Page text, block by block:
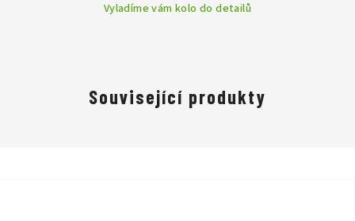
Vyladíme vám kolo do detailů
Související produkty